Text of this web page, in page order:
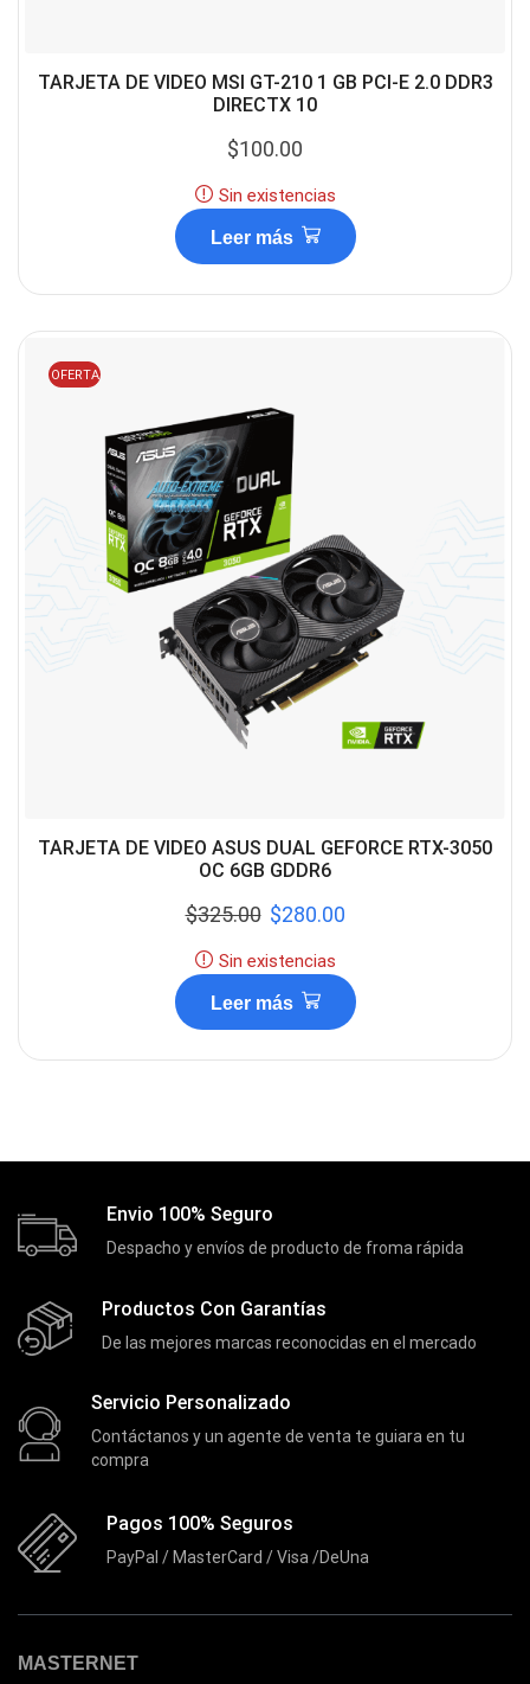
TARJETA DE VIDEO MSI GT-210 1 GB PCI-E 2.0 DDR3
DIRECTX 10
$100.00
Sin existencias
Leer más
OFERTA
TARJETA DE VIDEO ASUS DUAL GEFORCE RTX-3050
OC 6GB GDDR6
$325.00 $280.00
Sin existencias
Leer más
Envio 100% Seguro
Despacho y envíos de producto de froma rápida
Productos Con Garantías
De las mejores marcas reconocidas en el mercado
Servicio Personalizado
Contáctanos y un agente de venta te guiara en tu
compra
Pagos 100% Seguros
PayPal / MasterCard / Visa /DeUna
MASTERNET